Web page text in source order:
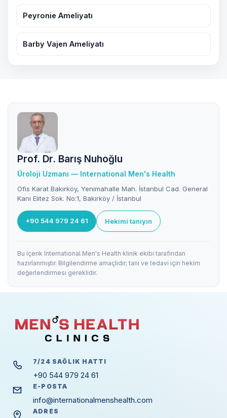
Peyronie Ameliyatı
Barby Vajen Ameliyatı
Prof. Dr. Barış Nuhoğlu
Üroloji Uzmanı — International Men's Health
Ofis Karat Bakırköy, Yenimahalle Mah. İstanbul Cad. General
Kani Elitez Sok. No:1, Bakırköy / İstanbul
+90 544 979 24 61 Hekimi tanıyın
Bu içerik International Men's Health klinik ekibi tarafından
hazırlanmıştır. Bilgilendirme amaçlıdır; tanı ve tedavi için hekim
değerlendirmesi gereklidir.
7/24 SAĞLIK HATTI
+90 544 979 24 61
E-POSTA
info@internationalmenshealth.com
ADRES